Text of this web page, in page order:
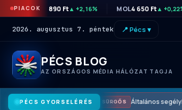
PIACOK
OTP46 890 Ft▲ +2,16% MOL4 650 Ft▲
2026. augusztus 7. péntek 📍 Pécs ▾
PÉCS BLOG
AZ ORSZÁGOS MÉDIA HÁLÓZAT TAGJA
PÉCS GYORSELÉRÉS SÜRGŐS Általános